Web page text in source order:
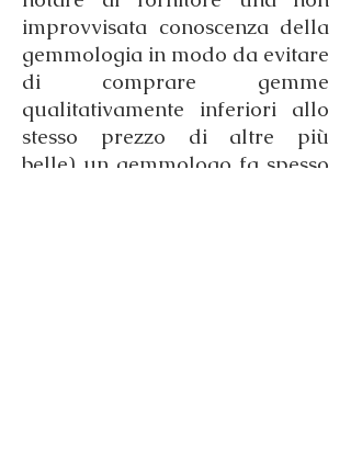
improvvisata conoscenza della
gemmologia in modo da evitare
di comprare gemme
qualitativamente inferiori allo
stesso prezzo di altre più
belle) un gemmologo fa spesso